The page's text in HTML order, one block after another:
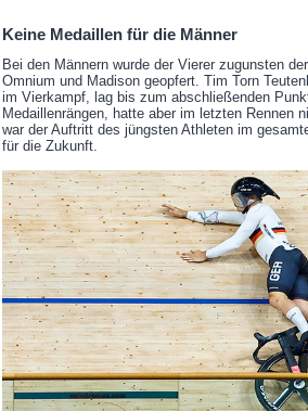
Keine Medaillen für die Männer
Bei den Männern wurde der Vierer zugunsten
Omnium und Madison geopfert. Tim Torn
im Vierkampf, lag bis zum abschließenden
Medaillenrängen, hatte aber im letzten Rennen
war der Auftritt des jüngsten Athleten im
für die Zukunft.